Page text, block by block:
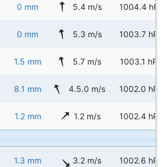
0 mm 5.4 m/s 1004.4 hPa
0 mm 5.3 m/s 1003.7 hPa
1.5 mm 5.7 m/s 1003.1 hPa
8.1 mm 4.5.0 m/s 1002.0 hPa
1.2 mm 1.2 m/s 1002.4 hPa
1.3 mm 3.2 m/s 1002.6 hPa